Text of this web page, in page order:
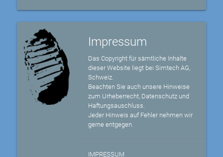
Impressum
Das Copyright für sämtliche Inhalte
dieser Website liegt bei Simtech AG,
Schweiz.
Beachten Sie auch unsere Hinweise
zum Urheberrecht, Datenschutz und
Haftungsauschluss.
Jeder Hinweis auf Fehler nehmen wir
gerne entgegen.
IMPRESSUM